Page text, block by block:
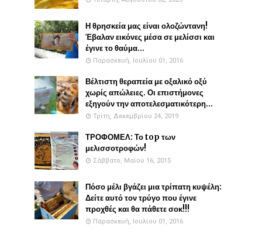
Η θρησκεία μας είναι ολοζώντανη!
Έβαλαν εικόνες μέσα σε μελίσσι και
έγινε το θαύμα...
Παρασκευή, Ιουλίου 01, 2016
Βέλτιστη θεραπεία με οξαλικό οξύ
χωρίς απώλειες. Οι επιστήμονες
εξηγούν την αποτελεσματικότερη...
Τρίτη, Δεκεμβρίου 24, 2019
ΤΡΟΦΟΜΕΛ: Το top των
μελισσοτροφών!
Σάββατο, Μαΐου 16, 2015
Πόσο μέλι βγάζει μια τρίπατη κυψέλη:
Δείτε αυτό τον τρύγο που έγινε
προχθές και θα πάθετε σοκ!!!
Παρασκευή, Ιουλίου 01, 2016